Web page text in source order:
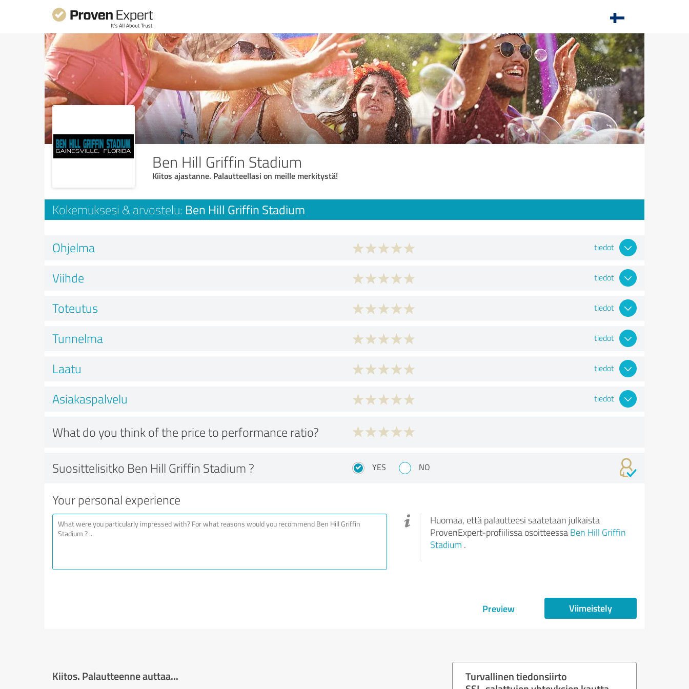
Ben Hill Griffin Stadium
Kiitos ajastanne. Palautteellasi on meille merkitystä!
Kokemuksesi & arvostelu: Ben Hill Griffin Stadium
Ohjelma tiedot
Viihde tiedot
Toteutus tiedot
Tunnelma tiedot
Laatu tiedot
Asiakaspalvelu tiedot
What do you think of the price to performance ratio?
Suosittelisitko Ben Hill Griffin Stadium ? YES NO
Your personal experience
Huomaa, että palautteesi saatetaan julkaista
ProvenExpert-profiilissa osoitteessa Ben Hill Griffin
Stadium .
Preview Viimeistely
Kiitos. Palautteenne auttaa...
Turvallinen tiedonsiirto